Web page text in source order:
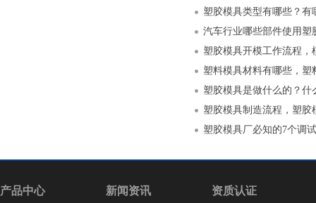
塑胶模具类型有哪些？有
汽车行业哪些部件使用塑
塑胶模具开模工作流程，
塑料模具材料有哪些，塑
塑胶模具是做什么的？什
塑胶模具制造流程，塑胶
塑胶模具厂必知的7个调
产品中心 新闻资讯 资质认证